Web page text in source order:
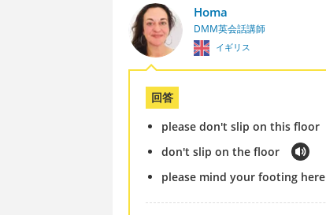
Homa
DMM英会話講師
イギリス
回答
please don't slip on this floor
don't slip on the floor
please mind your footing here